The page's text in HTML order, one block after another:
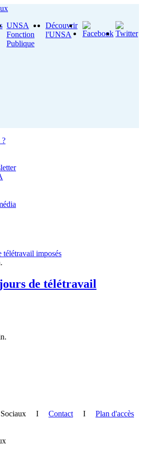
UNSA
Fonction
Publique
Découvrir
l'UNSA
?
de télétravail
Sociaux I Contact I Plan d'accès